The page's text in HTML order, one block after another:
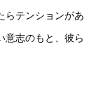
らテンションがあ
意志のもと、彼ら